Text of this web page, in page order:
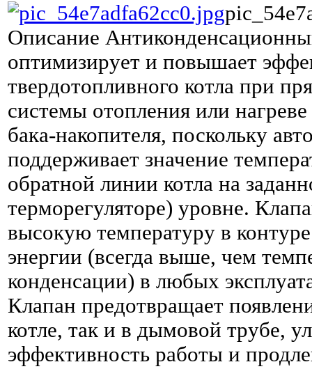
Описание
оптимизирует и повышает
твердотопливного котла при
системы отопления или
бака-накопителя, поскольку
поддерживает значение
обратной линии котла на
терморегуляторе) уровне.
высокую температуру в
энергии (всегда выше, чем
конденсации) в любых
Клапан предотвращает
котле, так и в дымовой трубе,
эффективность работы и